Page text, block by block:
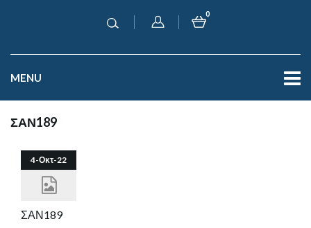
0
MENU
ΣΑΝ189
4-Οκτ-22
ΣΑΝ189